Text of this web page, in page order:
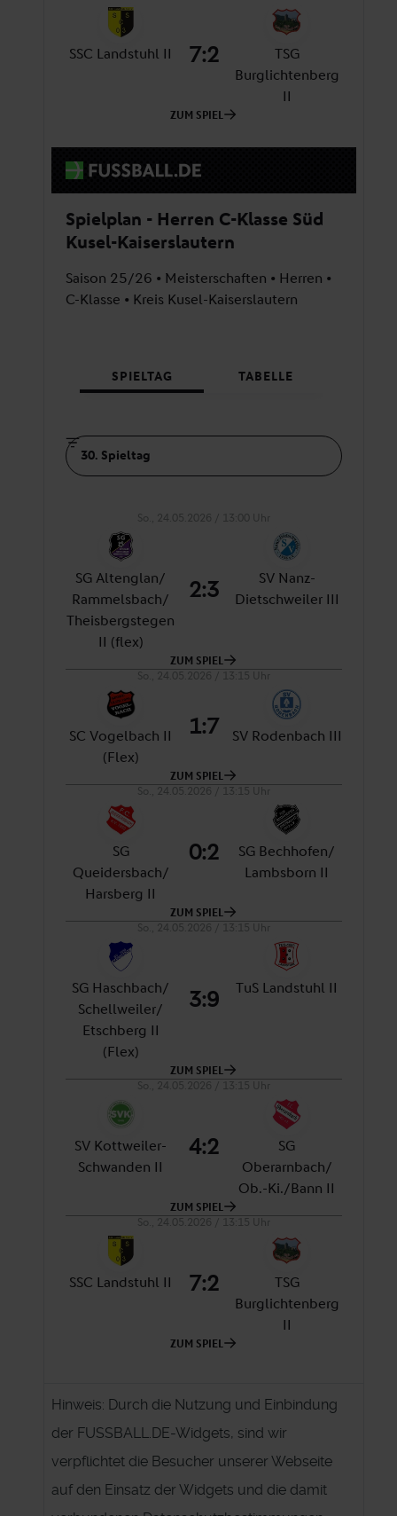
Hinweis: Durch die Nutzung und Einbindung
der FUSSBALL.DE-Widgets, sind wir
verpflichtet die Besucher unserer Webseite
auf den Einsatz der Widgets und die damit